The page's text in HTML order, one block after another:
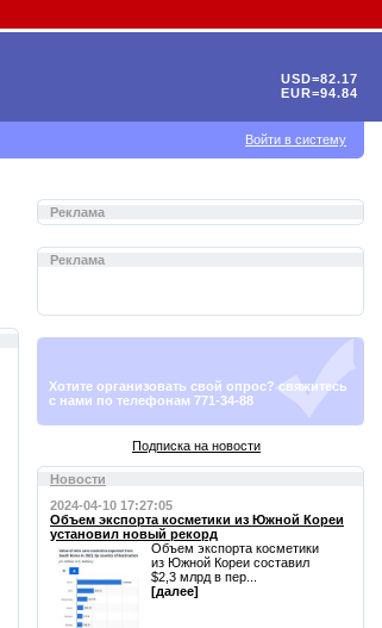
Реклама
Реклама
Хотите организовать свой опрос? свяжитесь
с нами по телефонам 771-34-88
Подписка на новости
Новости
2024-04-10 17:27:05
Объем экспорта косметики из Южной Кореи
установил новый рекорд
Объем экспорта косметики
из Южной Кореи составил
$2,3 млрд в пер...
[далее]
USD=82.17
EUR=94.84
Войти в систему